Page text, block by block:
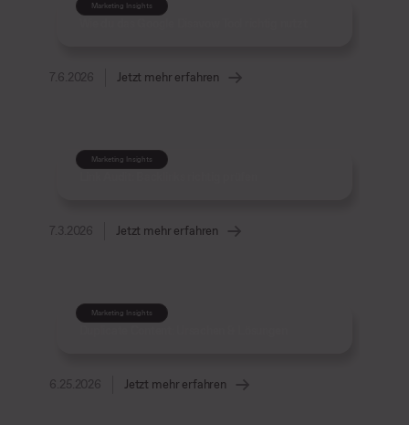
Marketing Insights
7.6.2026 Jetzt mehr erfahren
Marketing Insights
7.3.2026 Jetzt mehr erfahren
Marketing Insights
6.25.2026 Jetzt mehr erfahren